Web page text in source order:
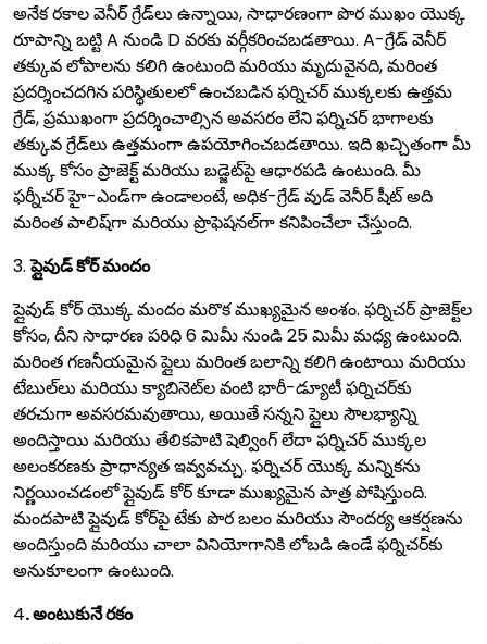
అనేక రకాల వెనీర్ గ్రేడ్‌లు ఉన్నాయి, సాధారణంగా పొర ముఖం యొక్క
రూపాన్ని బట్టి A నుండి D వరకు వర్గీకరించబడతాయి. A-గ్రేడ్ వెనీర్
తక్కువ లోపాలను కలిగి ఉంటుంది మరియు మృదువైనది, మరింత
ప్రదర్శించదగిన పరిస్థితులలో ఉంచబడిన ఫర్నిచర్ ముక్కలకు ఉత్తమ
గ్రేడ్, ప్రముఖంగా ప్రదర్శించాల్సిన అవసరం లేని ఫర్నిచర్ భాగాలకు
తక్కువ గ్రేడ్‌లు ఉత్తమంగా ఉపయోగించబడతాయి. ఇది ఖచ్చితంగా మీ
ముక్క కోసం ప్రాజెక్ట్ మరియు బడ్జెట్‌పై ఆధారపడి ఉంటుంది. మీ
ఫర్నీచర్ హై-ఎండ్‌గా ఉండాలంటే, అధిక-గ్రేడ్ వుడ్ వెనీర్ షీట్ అది
మరింత పాలిష్‌గా మరియు ప్రొఫెషనల్‌గా కనిపించేలా చేస్తుంది.
3.ప్లైవుడ్ కోర్ మందం
ప్లైవుడ్ కోర్ యొక్క మందం మరొక ముఖ్యమైన అంశం. ఫర్నిచర్ ప్రాజెక్ట్‌ల
కోసం, దీని సాధారణ పరిధి 6 మిమీ నుండి 25 మిమీ మధ్య ఉంటుంది.
మరింత గణనీయమైన ప్లైలు మరింత బలాన్ని కలిగి ఉంటాయి మరియు
టేబుల్‌లు మరియు క్యాబినెట్‌ల వంటి భారీ-డ్యూటీ ఫర్నిచర్‌కు
తరచుగా అవసరమవుతాయి, అయితే సన్నని ప్లైలు సౌలభ్యాన్ని
అందిస్తాయి మరియు తేలికపాటి షెల్వింగ్ లేదా ఫర్నిచర్ ముక్కల
అలంకరణకు ప్రాధాన్యత ఇవ్వవచ్చు. ఫర్నిచర్ యొక్క మన్నికను
నిర్ణయించడంలో ప్లైవుడ్ కోర్ కూడా ముఖ్యమైన పాత్ర పోషిస్తుంది.
మందపాటి ప్లైవుడ్ కోర్‌పై టేకు పొర బలం మరియు సౌందర్య ఆకర్షణను
అందిస్తుంది మరియు చాలా వినియోగానికి లోబడి ఉండే ఫర్నిచర్‌కు
అనుకూలంగా ఉంటుంది.
4. అంటుకునే రకం